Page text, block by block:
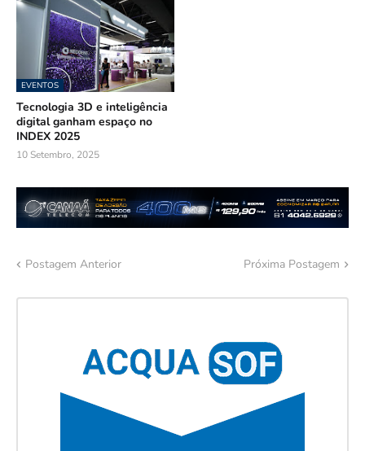
EVENTOS
Tecnologia 3D e inteligência
digital ganham espaço no
INDEX 2025
10 Setembro, 2025
Postagem Anterior Próxima Postagem